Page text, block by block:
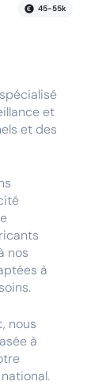
45-55k
et
et des
nos
à
nous
à